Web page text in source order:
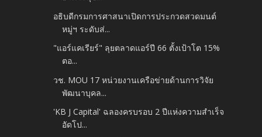
อธิบดีกรมการศาสนาเปิดการประกวดสวดมนต์
หมู่ฯ ระดับส่...
"แอร์แคเรียร์" ลุยตลาดแอร์ปี 66 ตั้งเป้าโต 15%
ตอ...
วช. MOU 17 หน่วยงานเครือข่ายด้านการวิจัย
พัฒนาบุคล...
'KB J Capital' ฉลองครบรอบ 2 ปีแห่งความสำเร็จ
อัดโป...